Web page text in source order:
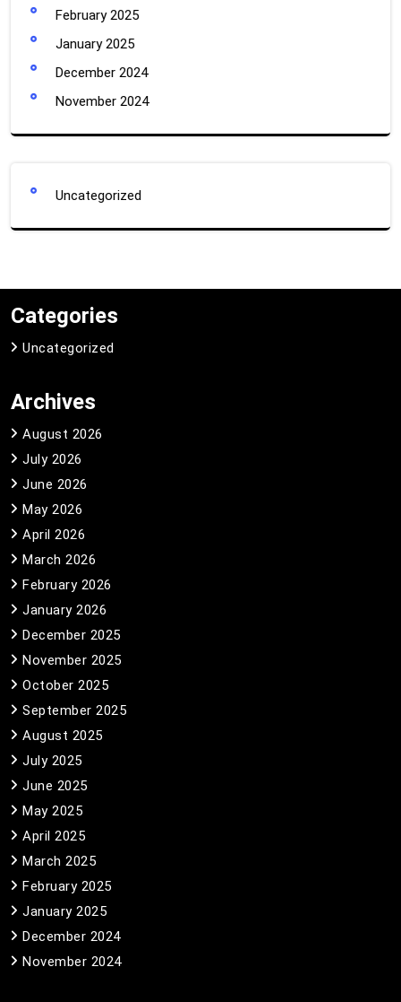
February 2025
January 2025
December 2024
November 2024
Uncategorized
Categories
Uncategorized
Archives
August 2026
July 2026
June 2026
May 2026
April 2026
March 2026
February 2026
January 2026
December 2025
November 2025
October 2025
September 2025
August 2025
July 2025
June 2025
May 2025
April 2025
March 2025
February 2025
January 2025
December 2024
November 2024